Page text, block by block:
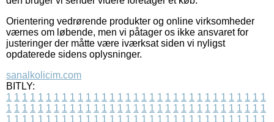
Orientering vedrørende produkter og online virksomheder
værnes om løbende, men vi påtager os ikke ansvaret for
justeringer der måtte være iværksat siden vi nyligst
opdaterede sidens oplysninger.
sanalkolicim.com
BITLY:
1 1 1 1 1 1 1 1 1 1 1 1 1 1 1 1 1 1 1 1 1 1 1 1 1 1 1 1 1 1 1 1 1
1 1 1 1 1 1 1 1 1 1 1 1 1 1 1 1 1 1 1 1 1 1 1 1 1 1 1 1 1 1 1 1 1
1 1 1 1 1 1 1 1 1 1 1 1 1 1 1 1 1 1 1 1 1 1 1 1 1 1 1 1 1 1 1 1 1